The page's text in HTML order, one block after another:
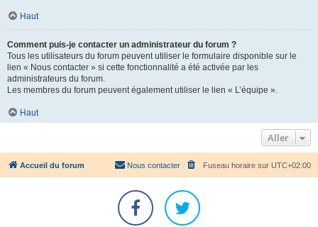
Haut
Comment puis-je contacter un administrateur du forum ?
Tous les utilisateurs du forum peuvent utiliser le formulaire disponible sur le
lien « Nous contacter » si cette fonctionnalité a été activée par les
administrateurs du forum.
Les membres du forum peuvent également utiliser le lien « L’équipe ».
Haut
Aller
Accueil du forum Fuseau horaire sur UTC+02:00
Nous contacter